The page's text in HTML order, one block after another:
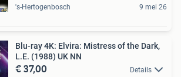
's-Hertogenbosch 9 mei 26
Blu-ray 4K: Elvira: Mistress of the Dark,
L.E. (1988) UK NN
€ 37,00 Details